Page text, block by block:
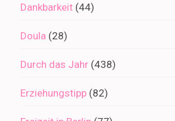
Dankbarkeit (44)
Doula (28)
Durch das Jahr (438)
Erziehungstipp (82)